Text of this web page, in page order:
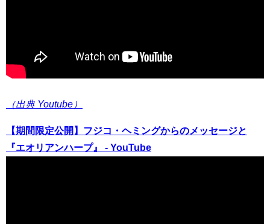
（出典 Youtube）
【期間限定公開】フジコ・ヘミングからのメッセージと
『エオリアンハープ』 - YouTube